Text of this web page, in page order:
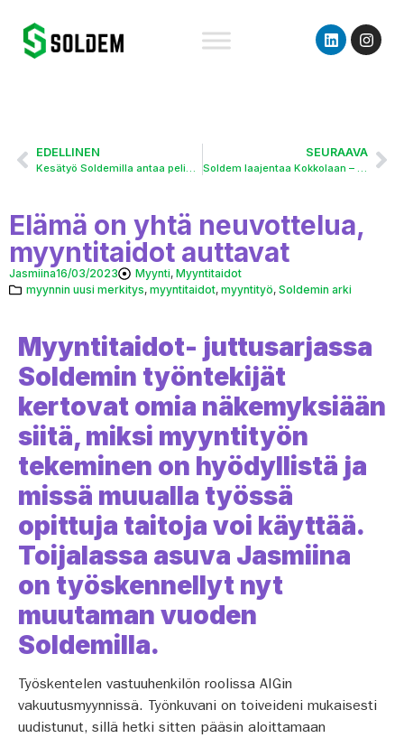
EDELLINEN
Kesätyö Soldemilla antaa pelimerkkejä tulevaisuuteen
SEURAAVA
Soldem laajentaa Kokkolaan – rekrytointi jo käynnissä
Elämä on yhtä neuvottelua,
myyntitaidot auttavat
Jasmiina16/03/2023 Myynti, Myyntitaidot
myynnin uusi merkitys, myyntitaidot, myyntityö, Soldemin arki
Myyntitaidot- juttusarjassa
Soldemin työntekijät
kertovat omia näkemyksiään
siitä, miksi myyntityön
tekeminen on hyödyllistä ja
missä muualla työssä
opittuja taitoja voi käyttää.
Toijalassa asuva Jasmiina
on työskennellyt nyt
muutaman vuoden
Soldemilla.
Työskentelen vastuuhenkilön roolissa AIGin
vakuutusmyynnissä. Työnkuvani on toiveideni mukaisesti
uudistunut, sillä hetki sitten pääsin aloittamaan